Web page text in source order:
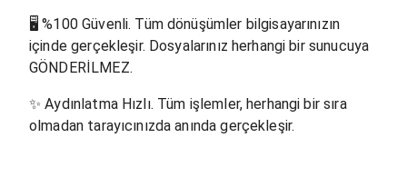
🖥%100 Güvenli. Tüm dönüşümler bilgisayarınızın
içinde gerçekleşir. Dosyalarınız herhangi bir sunucuya
GÖNDERİLMEZ.
✨Aydınlatma Hızlı. Tüm işlemler, herhangi bir sıra
olmadan tarayıcınızda anında gerçekleşir.